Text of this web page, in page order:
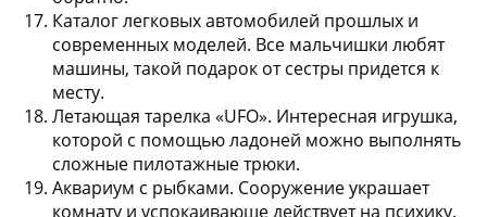
Каталог легковых автомобилей прошлых и
современных моделей. Все мальчишки любят
машины, такой подарок от сестры придется к
месту.
Летающая тарелка «UFO». Интересная игрушка,
которой с помощью ладоней можно выполнять
сложные пилотажные трюки.
Аквариум с рыбками. Сооружение украшает
комнату и успокаивающе действует на психику.